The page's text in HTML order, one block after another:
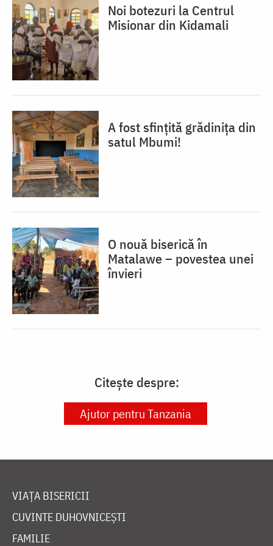
Noi botezuri la Centrul
Misionar din Kidamali
A fost sfințită grădinița din
satul Mbumi!
O nouă biserică în
Matalawe – povestea unei
învieri
Citește despre:
Ajutor pentru Tanzania
VIAȚA BISERICII
CUVINTE DUHOVNICEȘTI
FAMILIE